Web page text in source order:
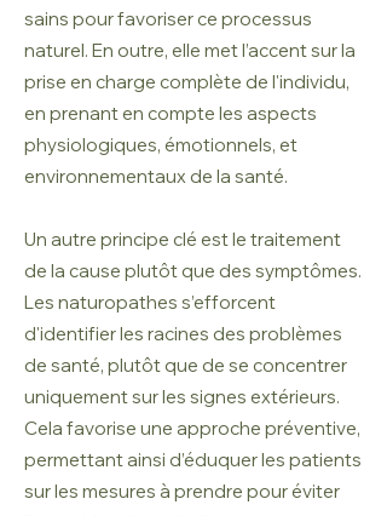
sains pour favoriser ce processus
naturel. En outre, elle met l’accent sur la
prise en charge complète de l'individu,
en prenant en compte les aspects
physiologiques, émotionnels, et
environnementaux de la santé.
Un autre principe clé est le traitement
de la cause plutôt que des symptômes.
Les naturopathes s’efforcent
d'identifier les racines des problèmes
de santé, plutôt que de se concentrer
uniquement sur les signes extérieurs.
Cela favorise une approche préventive,
permettant ainsi d’éduquer les patients
sur les mesures à prendre pour éviter